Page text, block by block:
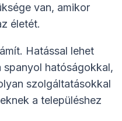
van, amikor
életét.
Hatással lehet
spanyol hatóságokkal,
szolgáltatásokkal
a településhez